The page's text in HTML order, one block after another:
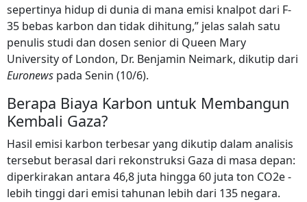
sepertinya hidup di dunia di mana emisi knalpot dari F-
35 bebas karbon dan tidak dihitung,” jelas salah satu
penulis studi dan dosen senior di Queen Mary
University of London, Dr. Benjamin Neimark, dikutip dari
Euronews pada Senin (10/6).
Berapa Biaya Karbon untuk Membangun
Kembali Gaza?
Hasil emisi karbon terbesar yang dikutip dalam analisis
tersebut berasal dari rekonstruksi Gaza di masa depan:
diperkirakan antara 46,8 juta hingga 60 juta ton CO2e -
lebih tinggi dari emisi tahunan lebih dari 135 negara.